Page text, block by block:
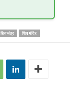
शिव मंत्र शिव मंदिर